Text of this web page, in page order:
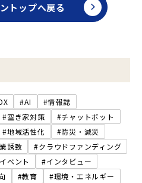
トップへ戻る
#AI
#情報誌
#空き家対策
#チャットボット
#地域活性化
#防災・減災
誘致
#クラウドファンディング
ベント
#インタビュー
#教育
#環境・エネルギー